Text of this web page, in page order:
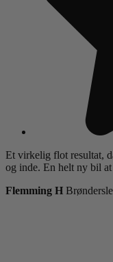
Et virkelig flot resultat,
og inde. En helt ny bil
Flemming H